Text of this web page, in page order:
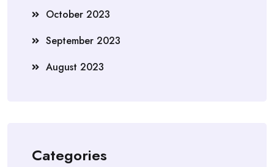
October 2023
September 2023
August 2023
Categories